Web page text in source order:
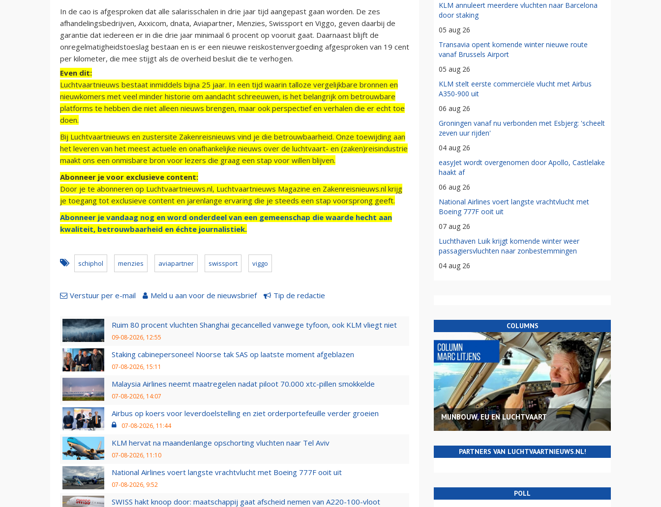
In de cao is afgesproken dat alle salarisschalen in drie jaar tijd aangepast gaan worden. De zes
afhandelingsbedrijven, Axxicom, dnata, Aviapartner, Menzies, Swissport en Viggo, geven daarbij de
garantie dat iedereen er in die drie jaar minimaal 6 procent op vooruit gaat. Daarnaast blijft de
onregelmatigheidstoeslag bestaan en is er een nieuwe reiskostenvergoeding afgesproken van 19 cent
per kilometer, die mee stijgt als de overheid besluit die te verhogen.
Even dit:
Luchtvaartnieuws bestaat inmiddels bijna 25 jaar. In een tijd waarin talloze vergelijkbare bronnen en
nieuwkomers met veel minder historie om aandacht schreeuwen, is het belangrijk om betrouwbare
platforms te hebben die niet alleen nieuws brengen, maar ook perspectief en verhalen die er echt toe
doen.
Bij Luchtvaartnieuws en zustersite Zakenreisnieuws vind je die betrouwbaarheid. Onze toewijding aan
het leveren van het meest actuele en onafhankelijke nieuws over de luchtvaart- en (zaken)reisindustrie
maakt ons een onmisbare bron voor lezers die graag een stap voor willen blijven.
Abonneer je voor exclusieve content:
Door je te abonneren op Luchtvaartnieuws.nl, Luchtvaartnieuws Magazine en Zakenreisnieuws.nl krijg
je toegang tot exclusieve content en jarenlange ervaring die je steeds een stap voorsprong geeft.
Abonneer je vandaag nog en word onderdeel van een gemeenschap die waarde hecht aan
kwaliteit, betrouwbaarheid en échte journalistiek.
schiphol menzies aviapartner swissport viggo
Verstuur per e-mail Meld u aan voor de nieuwsbrief Tip de redactie
Ruim 80 procent vluchten Shanghai gecancelled vanwege tyfoon, ook KLM vliegt niet
09-08-2026, 12:55
Staking cabinepersoneel Noorse tak SAS op laatste moment afgeblazen
07-08-2026, 15:11
Malaysia Airlines neemt maatregelen nadat piloot 70.000 xtc-pillen smokkelde
07-08-2026, 14:07
Airbus op koers voor leverdoelstelling en ziet orderportefeuille verder groeien
07-08-2026, 11:44
KLM hervat na maandenlange opschorting vluchten naar Tel Aviv
07-08-2026, 11:10
National Airlines voert langste vrachtvlucht met Boeing 777F ooit uit
07-08-2026, 9:52
SWISS hakt knoop door: maatschappij gaat afscheid nemen van A220-100-vloot
KLM annuleert meerdere vluchten naar Barcelona
door staking
05 aug 26
Transavia opent komende winter nieuwe route
vanaf Brussels Airport
05 aug 26
KLM stelt eerste commerciële vlucht met Airbus
A350-900 uit
06 aug 26
Groningen vanaf nu verbonden met Esbjerg: 'scheelt
zeven uur rijden'
04 aug 26
easyJet wordt overgenomen door Apollo, Castlelake
haakt af
06 aug 26
National Airlines voert langste vrachtvlucht met
Boeing 777F ooit uit
07 aug 26
Luchthaven Luik krijgt komende winter weer
passagiersvluchten naar zonbestemmingen
04 aug 26
COLUMNS
MIJNBOUW, EU EN LUCHTVAART
PARTNERS VAN LUCHTVAARTNIEUWS.NL!
POLL